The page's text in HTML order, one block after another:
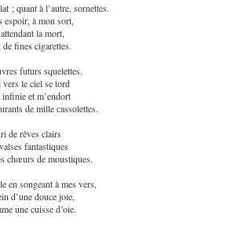
; quant à l’autre, sornettes.
espoir, à mon sort,
la mort,
fines cigarettes.
futurs squelettes.
le ciel se tord
et m’endort
de mille cassolettes.
de rêves clairs
fantastiques
chœurs de moustiques.
en songeant à mes vers,
d’une douce joie,
une cuisse d’oie.